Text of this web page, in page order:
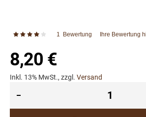
Bewertung: 1 Bewertung Ihre Bewertung
8,20 €
Inkl. 13% MwSt., zzgl. Versand